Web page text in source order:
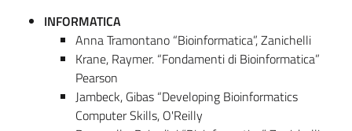
INFORMATICA
Anna Tramontano “Bioinformatica”, Zanichelli
Krane, Raymer. “Fondamenti di Bioinformatica”
Pearson
Jambeck, Gibas “Developing Bioinformatics
Computer Skills, O'Reilly